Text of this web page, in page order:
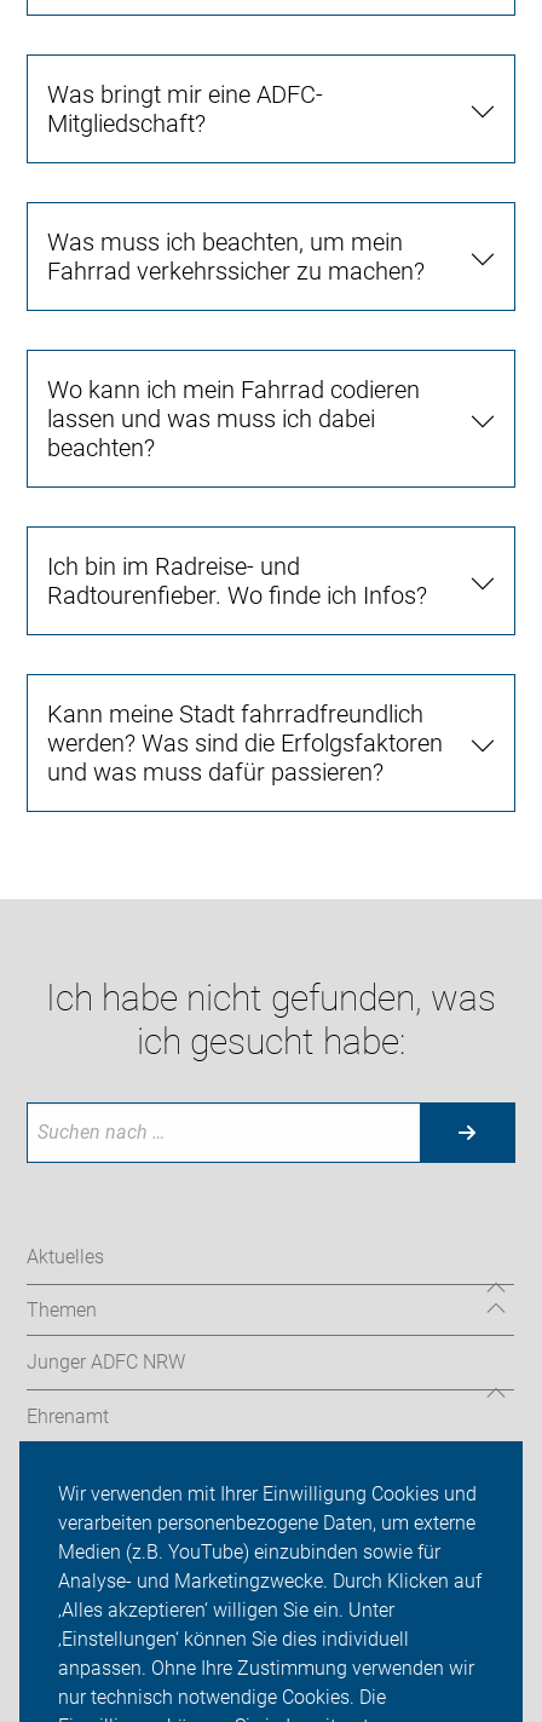
Wir verwenden mit Ihrer Einwilligung Cookies und
verarbeiten personenbezogene Daten, um externe
Medien (z.B. YouTube) einzubinden sowie für
Analyse- und Marketingzwecke. Durch Klicken auf
‚Alles akzeptieren‘ willigen Sie ein. Unter
‚Einstellungen‘ können Sie dies individuell
anpassen. Ohne Ihre Zustimmung verwenden wir
nur technisch notwendige Cookies. Die
Was bringt mir eine ADFC-
Mitgliedschaft?
Was muss ich beachten, um mein
Fahrrad verkehrssicher zu machen?
Wo kann ich mein Fahrrad codieren
lassen und was muss ich dabei
beachten?
Ich bin im Radreise- und
Radtourenfieber. Wo finde ich Infos?
Kann meine Stadt fahrradfreundlich
werden? Was sind die Erfolgsfaktoren
und was muss dafür passieren?
Ich habe nicht gefunden, was
ich gesucht habe:
Aktuelles
Themen
Junger ADFC NRW
Ehrenamt
Über uns
Sei dabei
Presse